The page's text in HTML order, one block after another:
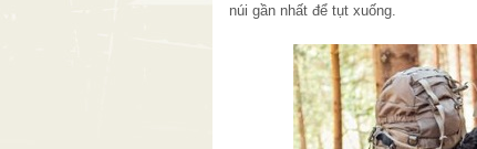
núi gần nhất để tụt xuống.